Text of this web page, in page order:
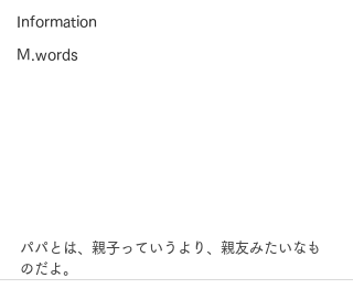
Information
M.words
パパとは、親子っていうより、親友みたいなも
のだよ。